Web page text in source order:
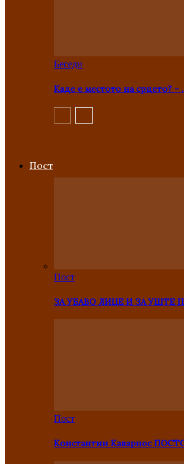
Беседи
Каде е местото на срцето?
Пост
Пост
ЗА УБАВО ЛИЦЕ И ЗА УШТЕ
Пост
Константин Каварнос